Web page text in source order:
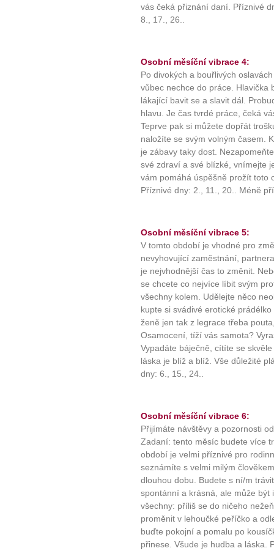
vás čeká přiznání daní. Příznivé
8., 17., 26..
Osobní měsíční vibrace 4:
Po divokých a bouřlivých
vůbec nechce do práce. Hlavička
lákající bavit se a slavit dál.
hlavu. Je čas tvrdé práce, čeká
Teprve pak si můžete dopřát
naložíte se svým volným časem.
je zábavy taky dost.
své zdraví a své blízké, vnímejte
vám pomáhá úspěšně prožít toto
Příznivé dny: 2., 11., 20.. Méně
Osobní měsíční vibrace 5:
V tomto období je vhodné pro
nevyhovující zaměstnání,
je nejvhodnější čas to změnit.
se chcete co nejvíce líbit svým
všechny kolem. Udělejte něco
kupte si svádivé erotické
ženě jen tak z legrace třeba
Osamocení, tíží vás samota?
Vypadáte báječně, cítíte se
láska je blíž a blíž. Vše důležité
dny: 6., 15., 24..
Osobní měsíční vibrace 6:
Přijímáte návštěvy a pozornosti
Zadaní: tento měsíc budete více
období je velmi příznivé pro
seznámíte s velmi milým
dlouhou dobu. Budete s ní/m
spontánní a krásná, ale může
všechny: příliš se do ničeho
proměnit v lehoučké peříčko a
buďte pokojní a pomalu po
přinese. Všude je hudba a láska.